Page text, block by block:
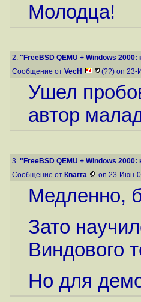
Молодца!
2. "FreeBSD QEMU + Windows
Сообщение от VecH (??) on 23-
Ушел
автор
3. "FreeBSD QEMU + Windows
Сообщение от Квагга on 23-Июн-
Медленно,
Зато
Виндового
Но для